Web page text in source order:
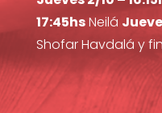
17:45hsNeilá
Shofar Havdalá y